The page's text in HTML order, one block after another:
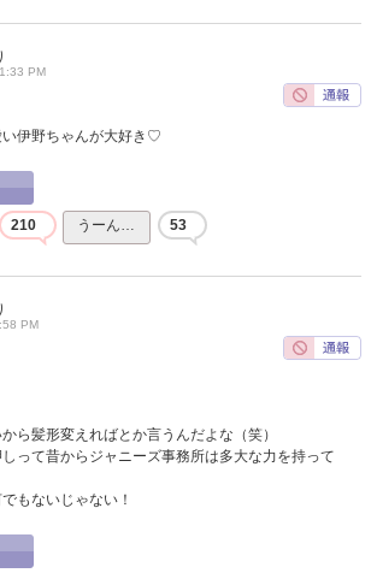
PM
伊野ちゃんが大好き♡
210 うーん… 53
PM
ら髪形変えればとか言うんだよな（笑）
って昔からジャニーズ事務所は多大な力を持って
もないじゃない！